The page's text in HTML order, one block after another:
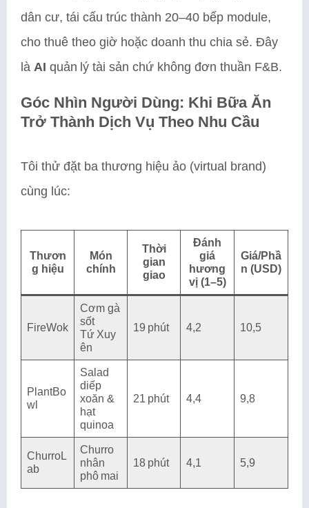
dân cư, tái cấu trúc thành 20–40 bếp module,
cho thuê theo giờ hoặc doanh thu chia sẻ. Đây
là AI quản lý tài sản chứ không đơn thuần F&B.
Góc Nhìn Người Dùng: Khi Bữa Ăn
Trở Thành Dịch Vụ Theo Nhu Cầu
Tôi thử đặt ba thương hiệu ảo (virtual brand)
cùng lúc:
Thươn
g hiệu
Món
chính
Thời
gian
giao
Đánh
giá
hương
vị (1–5)
Giá/Phầ
n (USD)
FireWok
Cơm gà
sốt
Tứ Xuy
ên
19 phút 4,2 10,5
PlantBo
wl
Salad
diếp
xoăn &
hạt
quinoa
21 phút 4,4 9,8
ChurroL
ab
Churro
nhân
phô mai
18 phút 4,1 5,9